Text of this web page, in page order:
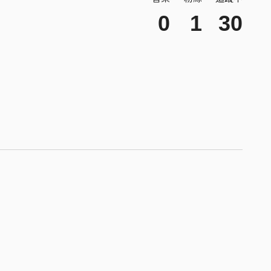
0 1 30